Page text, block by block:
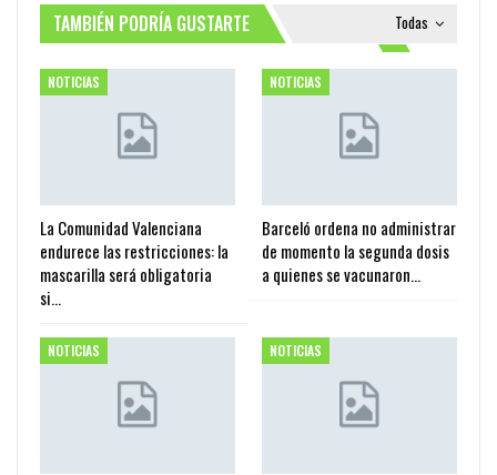
Todas
TAMBIÉN PODRÍA GUSTARTE
NOTICIAS
La Comunidad Valenciana
endurece las restricciones: la
mascarilla será obligatoria
si…
NOTICIAS
Barceló ordena no administrar
de momento la segunda dosis
a quienes se vacunaron…
NOTICIAS NOTICIAS